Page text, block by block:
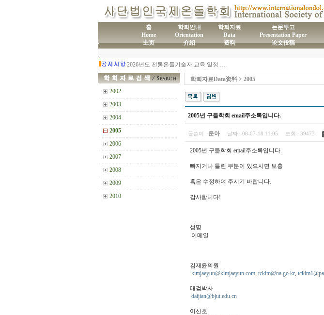
홈
Home
主页
학회안내
Orientation
介绍
학회자료
Data
资料
논문투고
Presentation Paper
论文投稿
(사)국제온돌학회 연간 기부금 모금액 및 활용실적 명세서
2026년도 전통온돌기술자 교육 일정 안내
제60차 전통온돌기술자 교육 모집
제59차 전통온돌기술자 1,2급 교육과정 모집 안내
2002
2003
2004
2005
2006
2007
2008
2009
2010
학회자료Data资料 > 2005
2005년 구들학회 email주소록입니다.
글쓴이 : 운아 날짜 : 08-07-18 11:05 조회 : 39473
2005년 구들학회 email주소록입니다.
빠지거나 틀린 부분이 있으시면 보충
혹은 수정하여 주시기 바랍니다.
감사합니다!
성명
이메일
김재윤의원
kimjaeyun@kimjaeyun.com, tckim@na.go.kr,
대검박사
daijian@bjut.edu.cn
이신호